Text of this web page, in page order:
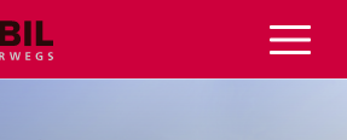
Inhalt